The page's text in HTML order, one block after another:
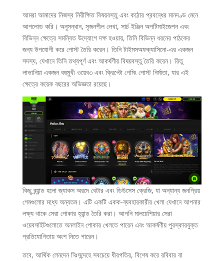
আমরা আমাদের নিজস্ব নিরীক্ষিত বিষয়বস্তু এবং কঠোর প্রবন্ধের মানদণ্ড মেনে
আপলোড করি। অনুসন্ধান, সৃজনশীল লেখা, সার্চ ইঞ্জিন অপটিমাইজেশন এবং
বিভিন্ন ক্ষেত্রে সমন্বিত উদ্যোগে দক্ষ হওয়ায়, তিনি বিভিন্ন ধরনের পাঠকের
জন্য উপযোগী করে পোস্ট তৈরি করেন। তিনি টাইমসঅফক্যাসিনো-এর একজন
সদস্য, যেখানে তিনি তথ্যপূর্ণ এবং আকর্ষণীয় বিষয়বস্তু তৈরি করেন। রিতু
লাভানিয়া একজন বহুমুখী ওয়েব৩ এবং ক্রিপ্টো গেমিং পোস্ট নির্মাতা, যার এই
ক্ষেত্রে কয়েক বছরের অভিজ্ঞতা রয়েছে।
কিছু ব্র্যান্ড হলো জ্যাকস অরদে বেটার এবং ডিউসেস ক্রেজি, যা অন্যান্য জনপ্রিয়
গেমগুলোর মধ্যে অন্যতম। এটি একটি একক-ব্যবহারকারীর খেলা যেখানে আপনার
লক্ষ্য থাকে সেরা পোকার হ্যান্ড তৈরি করা। আপনি মালয়েশিয়ার সেরা
ওয়েবসাইটগুলোতে অনলাইন পোকার খেলতে পারেন এবং আকর্ষণীয় পুরস্কারযুক্ত
প্রতিযোগিতায় অংশ নিতে পারেন।
তবে, আর্থিক লেনদেন নিঃসন্দেহে সবচেয়ে ধীরগতির, বিশেষ করে রবিবার বা